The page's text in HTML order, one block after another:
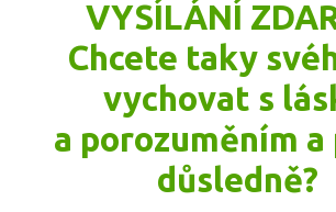
VYSÍLÁNÍ
Chcete taky
vychovat s
a porozuměním
důsledně?